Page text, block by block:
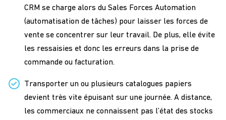
CRM se charge alors du Sales Forces Automation
(automatisation de tâches) pour laisser les forces de
vente se concentrer sur leur travail. De plus, elle évite
les ressaisies et donc les erreurs dans la prise de
commande ou facturation.
Transporter un ou plusieurs catalogues papiers
devient très vite épuisant sur une journée. A distance,
les commerciaux ne connaissent pas l’état des stocks